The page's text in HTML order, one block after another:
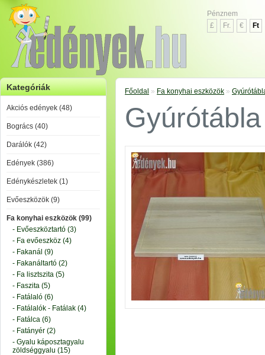
Pénznem
£
Fr. € Ft
Kategóriák
Akciós edények (48)
Bogrács (40)
Darálók (42)
Edények (386)
Edénykészletek (1)
Evőeszközök (9)
Fa konyhai eszközök (99)
- Evőeszköztartó (3)
- Fa evőeszköz (4)
- Fakanál (9)
- Fakanáltartó (2)
- Fa lisztszita (5)
- Faszita (5)
- Fatálaló (6)
- Fatálalók - Fatálak (4)
- Fatálca (6)
- Fatányér (2)
- Gyalu káposztagyalu
zöldséggyalu (15)
Főoldal » Fa konyhai eszközök »